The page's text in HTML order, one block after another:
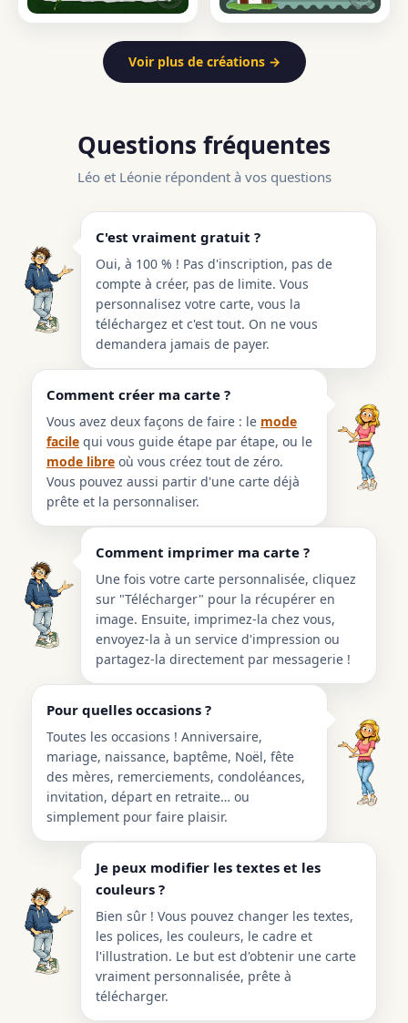
Voir plus de créations →
Questions fréquentes
Léo et Léonie répondent à vos questions
C'est vraiment gratuit ?
Oui, à 100 % ! Pas d'inscription, pas de
compte à créer, pas de limite. Vous
personnalisez votre carte, vous la
téléchargez et c'est tout. On ne vous
demandera jamais de payer.
Comment créer ma carte ?
Vous avez deux façons de faire : le mode
facile qui vous guide étape par étape, ou le
mode libre où vous créez tout de zéro.
Vous pouvez aussi partir d'une carte déjà
prête et la personnaliser.
Comment imprimer ma carte ?
Une fois votre carte personnalisée, cliquez
sur "Télécharger" pour la récupérer en
image. Ensuite, imprimez-la chez vous,
envoyez-la à un service d'impression ou
partagez-la directement par messagerie !
Pour quelles occasions ?
Toutes les occasions ! Anniversaire,
mariage, naissance, baptême, Noël, fête
des mères, remerciements, condoléances,
invitation, départ en retraite… ou
simplement pour faire plaisir.
Je peux modifier les textes et les
couleurs ?
Bien sûr ! Vous pouvez changer les textes,
les polices, les couleurs, le cadre et
l'illustration. Le but est d'obtenir une carte
vraiment personnalisée, prête à
télécharger.